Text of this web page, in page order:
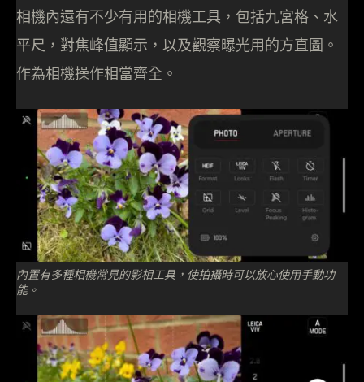
相機內還有不少有用的相機工具，包括九宮格、水
平尺，對焦峰值顯示，以及觀察曝光用的方直圖。
作為相機操作相當齊全。
內置有多種相機常見的影相工具，使拍攝時可以放心使用手動功
能。